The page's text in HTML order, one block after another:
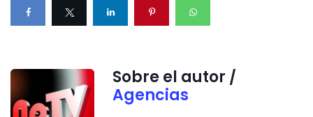
Sobre el autor /
Agencias